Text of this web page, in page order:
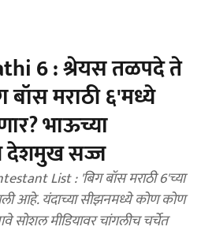
6 : श्रेयस तळपदे ते
बॉस मराठी ६'मध्ये
भाऊच्या
देशमुख सज्ज
List : 'बिग बॉस मराठी 6'च्या
आहे. यंदाच्या सीझनमध्ये कोण कोण
सोशल मीडियावर चांगलीच चर्चेत